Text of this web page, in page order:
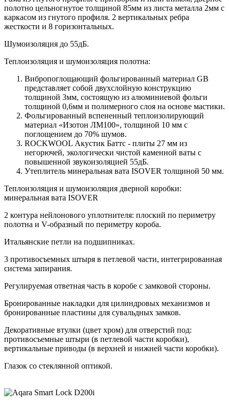
полотно цельногнутое толщиной 85мм из листа металла 2мм c
каркасом из гнутого профиля. 2 вертикальных ребра
жесткости и 8 горизонтальных.
Шумоизоляция до 55дБ.
Теплоизоляция и шумоизоляция полотна:
Вибропоглощающий фольгированный материал GB
представляет собой двухслойную конструкцию
толщиной 3мм, состоящую из алюминиевой фольги
толщиной 0,6мм и полимерного слоя на основе мастики.
Фольгированный вспененный теплоизолирующий
материал «Изотон ЛМ100», толщиной 10 мм с
поглощением до 70% шумов.
ROCKWOOL Акустик Баттс - плиты 27 мм из
негорючей, экологически чистой каменной ваты с
повышенной звукоизоляцией 55дБ.
Утеплитель минеральная вата ISOVER толщиной 50 мм.
Теплоизоляция и шумоизоляция дверной коробки:
минеральная вата ISOVER
2 контура нейлонового уплотнителя: плоский по периметру
полотна и V-образный по периметру короба.
Итальянские петли на подшипниках.
3 противосъемных штыря в петлевой части, интегрированная
система запирания.
Регулируемая ответная часть в коробе с замковой стороны.
Бронированные накладки для цилиндровых механизмов и
бронированные пластины для сувальдных замков.
Декоративные втулки (цвет хром) для отверстий под:
противосъемные штыри (в петлевой части коробки),
вертикальные приводы (в верхней и нижней части коробки).
Глазок со стеклянной оптикой.